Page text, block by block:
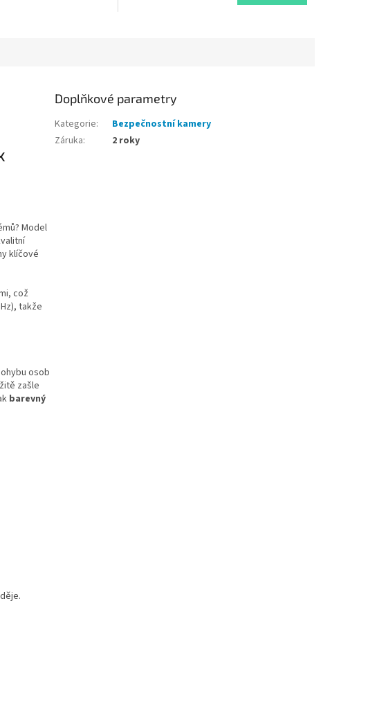
Model
klíčové
což
takže
osob
zašle
barevný
Doplňkové parametry
Kategorie:
Bezpečnostní kamery
Záruka: 2 roky